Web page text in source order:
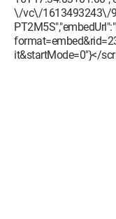
\/vc\/1613493243\/
it&startMode=0"}</